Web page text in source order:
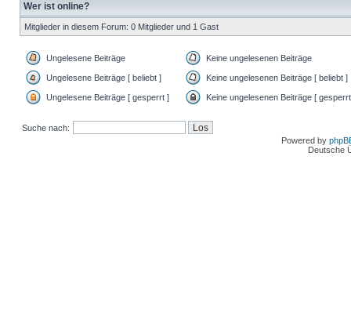
Wer ist online?
Mitglieder in diesem Forum: 0 Mitglieder und 1 Gast
Ungelesene Beiträge Keine ungelesenen Beiträge
Ungelesene Beiträge [ beliebt ] Keine ungelesenen Beiträge [ beliebt ]
Ungelesene Beiträge [ gesperrt ] Keine ungelesenen Beiträge [
Suche nach:
Powered by
Deutsche